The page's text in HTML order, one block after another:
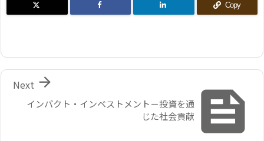
Copy

インパクト・インベストメント－投資を通
じた社会貢献

Next